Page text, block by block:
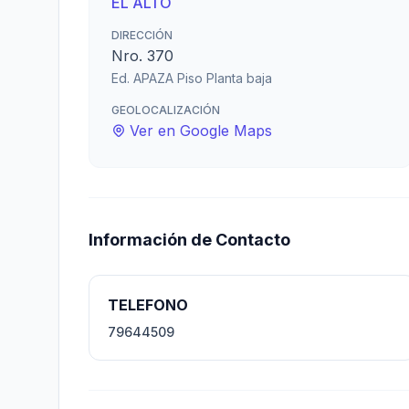
DIRECCIÓN
Nro. 370
Ed. APAZA Piso Planta baja
GEOLOCALIZACIÓN
Ver en Google Maps
Información de Contacto
TELEFONO
79644509